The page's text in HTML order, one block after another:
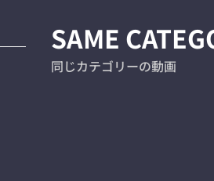
SAME
同じカテゴリーの動画